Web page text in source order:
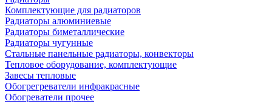
Комплектующие для радиаторов
Радиаторы алюминиевые
Радиаторы биметаллические
Радиаторы чугунные
Стальные панельные радиаторы, конвекторы
Тепловое оборудование, комплектующие
Завесы тепловые
Обогрегреватели инфракрасные
Обогреватели прочее